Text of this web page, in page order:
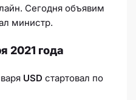
Сегодня объявим
министр.
2021 года
USD стартовал по